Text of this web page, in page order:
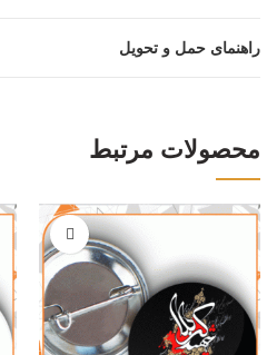
راهنمای حمل و تحویل
محصولات مرتبط